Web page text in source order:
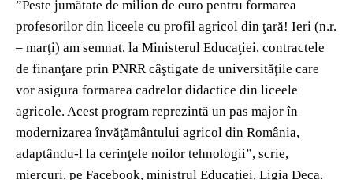
”Peste jumătate de milion de euro pentru formarea
profesorilor din liceele cu profil agricol din ţară! Ieri (n.r.
– marţi) am semnat, la Ministerul Educaţiei, contractele
de finanţare prin PNRR câştigate de universităţile care
vor asigura formarea cadrelor didactice din liceele
agricole. Acest program reprezintă un pas major în
modernizarea învăţământului agricol din România,
adaptându-l la cerinţele noilor tehnologii”, scrie,
miercuri, pe Facebook, ministrul Educaţiei, Ligia Deca.